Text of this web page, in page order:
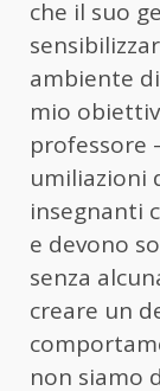
che il suo
ambiente
mio
professore
umiliazioni
insegnanti
e devono
senza
creare un
non siamo